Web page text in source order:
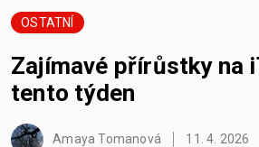
OSTATNÍ
Zajímavé přírůstky na
tento týden
Amaya Tomanová 11. 4. 2026